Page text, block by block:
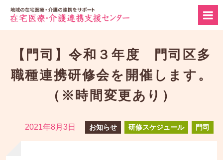
【門司】令和３年度 門司区多
職種連携研修会を開催します。
（※時間変更あり）
2021年8月3日 お知らせ 研修スケジュール 門司